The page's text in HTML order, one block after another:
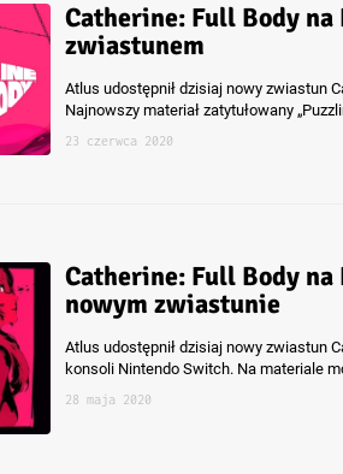
Catherine: Full Body
zwiastunem
Atlus udostępnił dzisiaj nowy zwiastun
Najnowszy materiał zatytułowany
23 czerwca 2020
Catherine: Full Body
nowym zwiastunie
Atlus udostępnił dzisiaj nowy zwiastun
konsoli Nintendo Switch. Na materiale
28 maja 2020